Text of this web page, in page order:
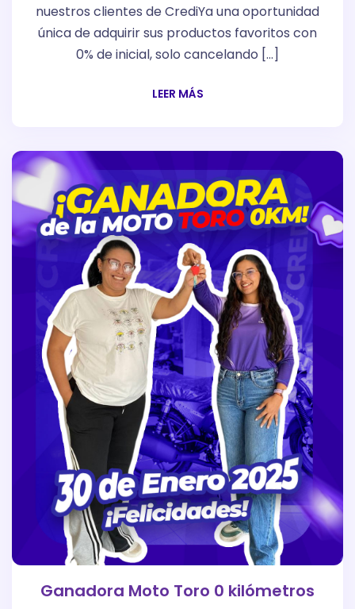
nuestros clientes de CrediYa una oportunidad
única de adquirir sus productos favoritos con
0% de inicial, solo cancelando […]
LEER MÁS
Ganadora Moto Toro 0 kilómetros